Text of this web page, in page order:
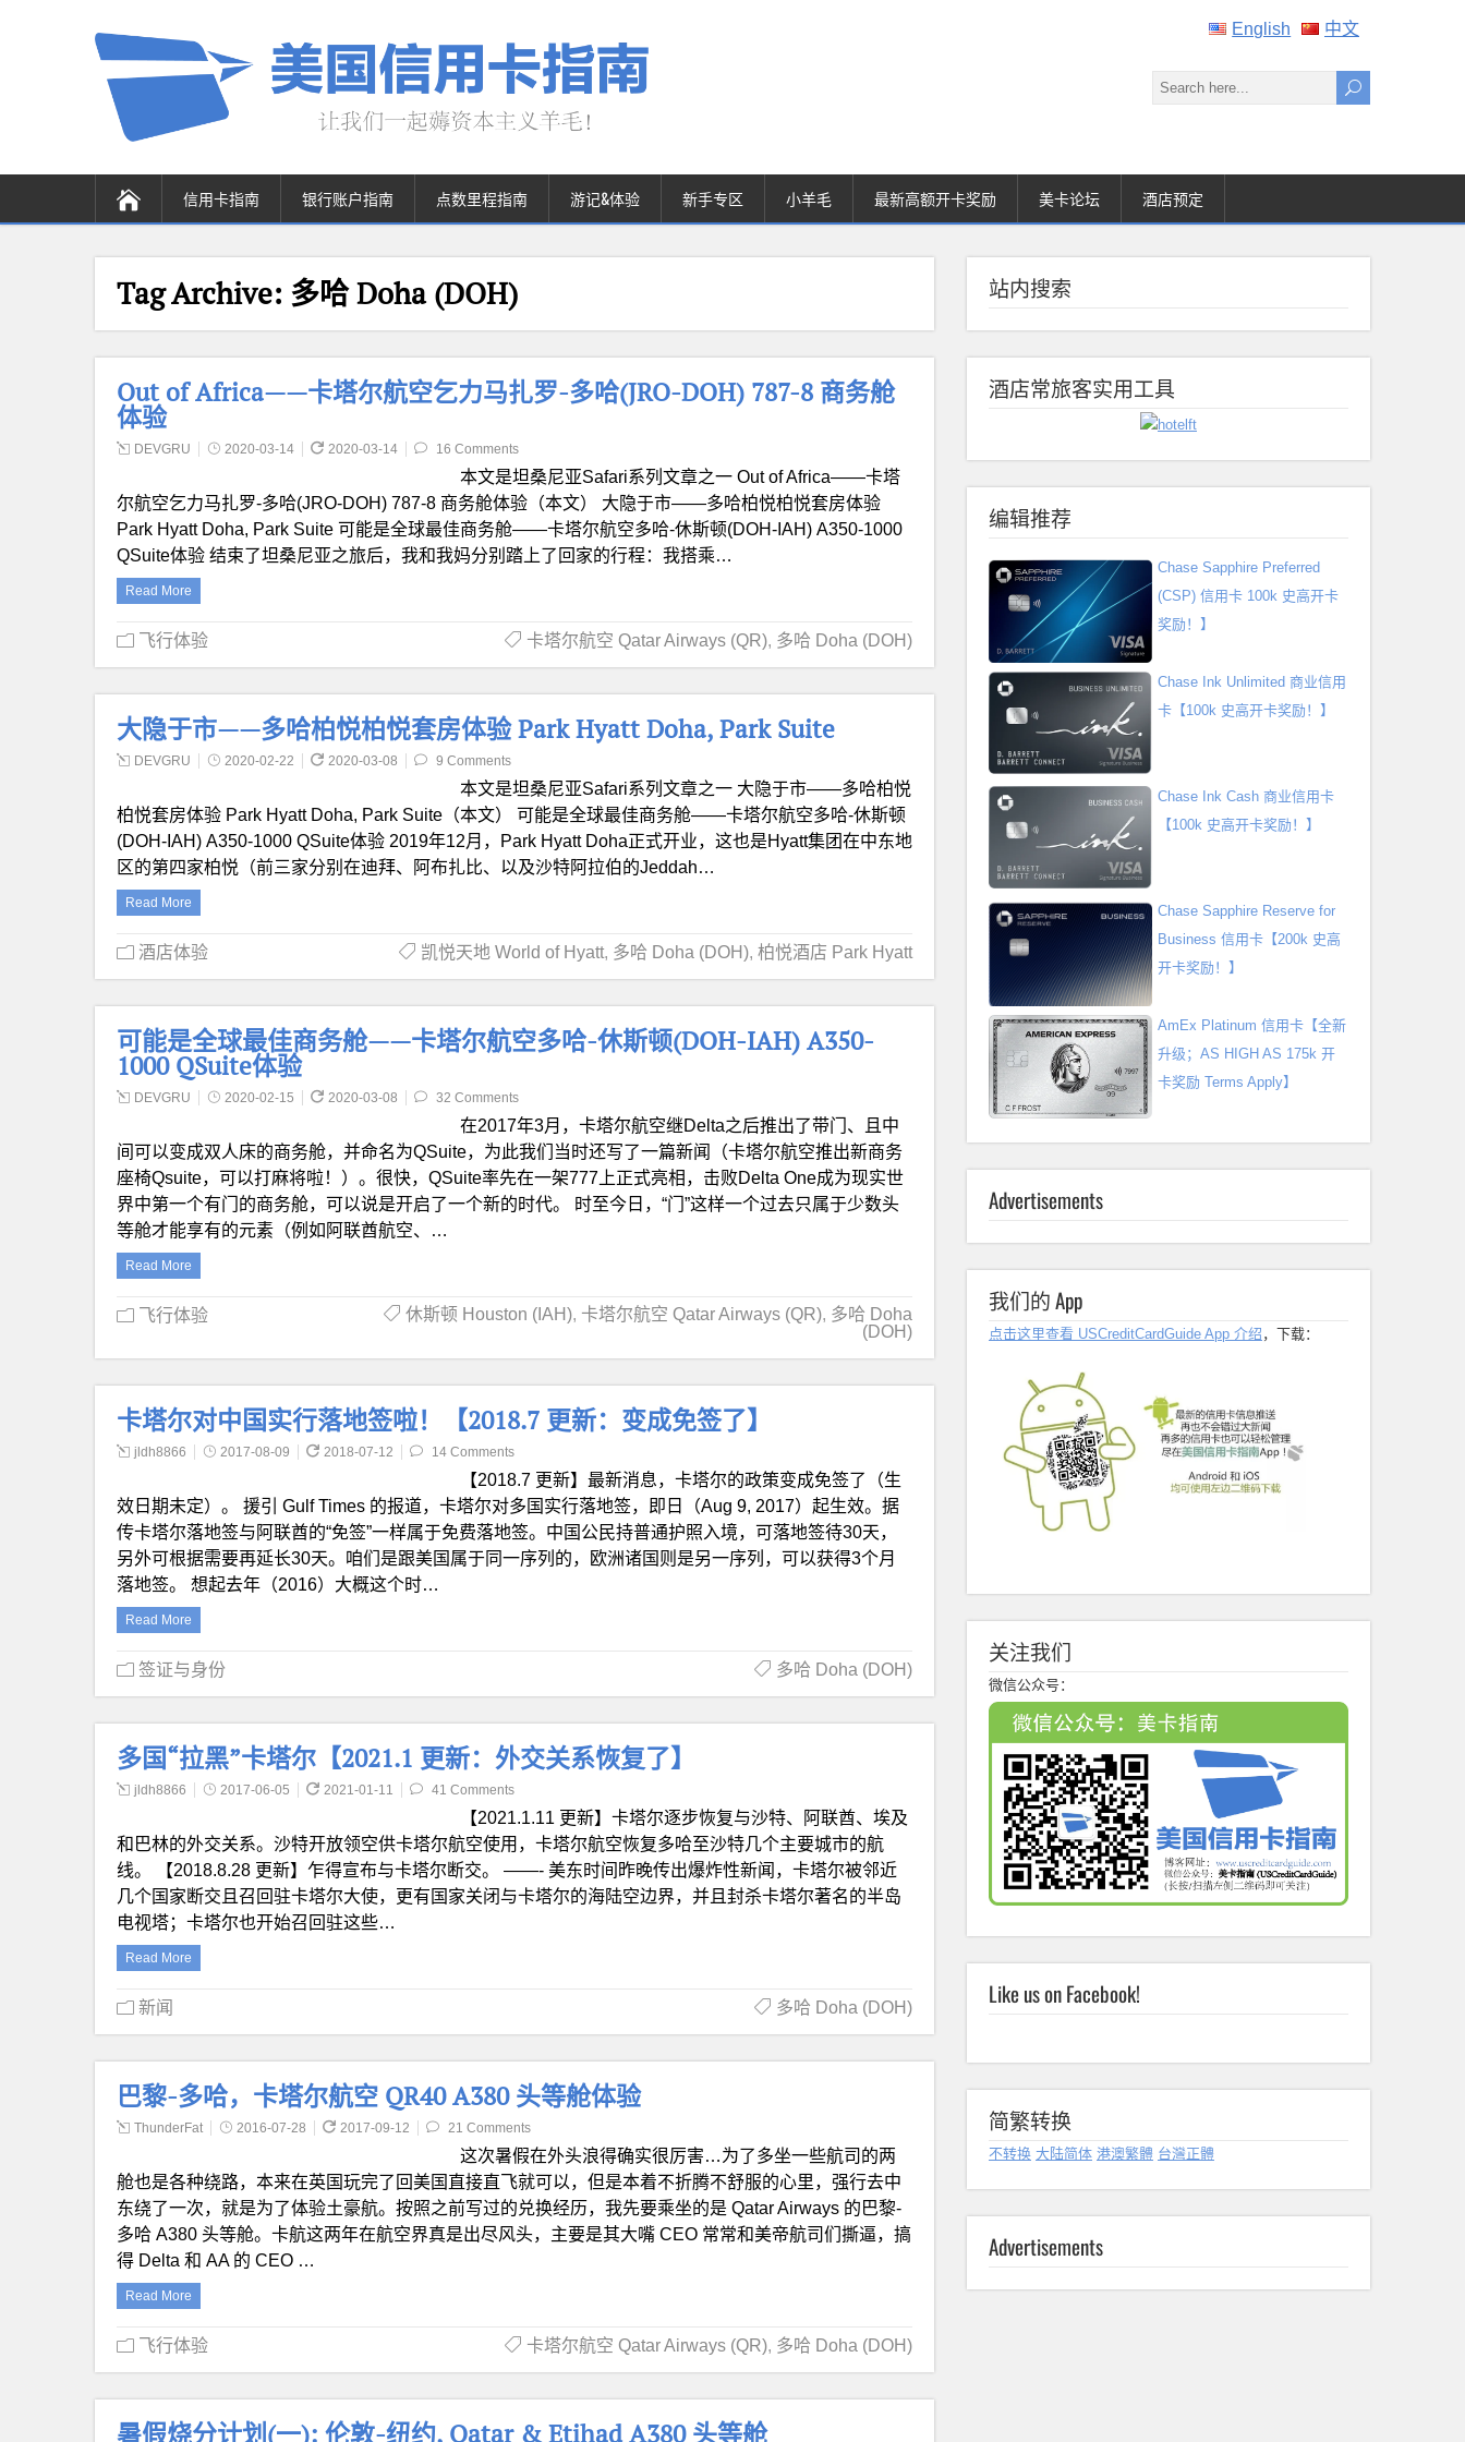
English 中文
信用卡指南 银行账户指南 点数里程指南 游记&体验 新手专区 小羊毛 最新高额开卡奖励 美卡论坛 酒店预定
Tag Archive: 多哈 Doha (DOH)
Out of Africa——卡塔尔航空乞力马扎罗-多哈(JRO-DOH) 787-8 商务舱
体验
DEVGRU 2020-03-14 2020-03-14 16 Comments
本文是坦桑尼亚Safari系列文章之一 Out of Africa——卡塔
尔航空乞力马扎罗-多哈(JRO-DOH) 787-8 商务舱体验（本文） 大隐于市——多哈柏悦柏悦套房体验
Park Hyatt Doha, Park Suite 可能是全球最佳商务舱——卡塔尔航空多哈-休斯顿(DOH-IAH) A350-1000
QSuite体验 结束了坦桑尼亚之旅后，我和我妈分别踏上了回家的行程：我搭乘…
Read More
飞行体验 卡塔尔航空 Qatar Airways (QR), 多哈 Doha (DOH)
大隐于市——多哈柏悦柏悦套房体验 Park Hyatt Doha, Park Suite
DEVGRU 2020-02-22 2020-03-08 9 Comments
本文是坦桑尼亚Safari系列文章之一 大隐于市——多哈柏悦
柏悦套房体验 Park Hyatt Doha, Park Suite（本文） 可能是全球最佳商务舱——卡塔尔航空多哈-休斯顿
(DOH-IAH) A350-1000 QSuite体验 2019年12月，Park Hyatt Doha正式开业，这也是Hyatt集团在中东地
区的第四家柏悦（前三家分别在迪拜、阿布扎比、以及沙特阿拉伯的Jeddah…
Read More
酒店体验 凯悦天地 World of Hyatt, 多哈 Doha (DOH), 柏悦酒店 Park Hyatt
可能是全球最佳商务舱——卡塔尔航空多哈-休斯顿(DOH-IAH) A350-
1000 QSuite体验
DEVGRU 2020-02-15 2020-03-08 32 Comments
在2017年3月，卡塔尔航空继Delta之后推出了带门、且中
间可以变成双人床的商务舱，并命名为QSuite，为此我们当时还写了一篇新闻（卡塔尔航空推出新商务
座椅Qsuite，可以打麻将啦！）。很快，QSuite率先在一架777上正式亮相，击败Delta One成为现实世
界中第一个有门的商务舱，可以说是开启了一个新的时代。 时至今日，“门”这样一个过去只属于少数头
等舱才能享有的元素（例如阿联酋航空、…
Read More
飞行体验 休斯顿 Houston (IAH), 卡塔尔航空 Qatar Airways (QR), 多哈 Doha
(DOH)
卡塔尔对中国实行落地签啦！【2018.7 更新：变成免签了】
jldh8866 2017-08-09 2018-07-12 14 Comments
【2018.7 更新】最新消息，卡塔尔的政策变成免签了（生
效日期未定）。 援引 Gulf Times 的报道，卡塔尔对多国实行落地签，即日（Aug 9, 2017）起生效。据
传卡塔尔落地签与阿联酋的“免签”一样属于免费落地签。中国公民持普通护照入境，可落地签待30天，
另外可根据需要再延长30天。咱们是跟美国属于同一序列的，欧洲诸国则是另一序列，可以获得3个月
落地签。 想起去年（2016）大概这个时…
Read More
签证与身份 多哈 Doha (DOH)
多国“拉黑”卡塔尔【2021.1 更新：外交关系恢复了】
jldh8866 2017-06-05 2021-01-11 41 Comments
【2021.1.11 更新】卡塔尔逐步恢复与沙特、阿联酋、埃及
和巴林的外交关系。沙特开放领空供卡塔尔航空使用，卡塔尔航空恢复多哈至沙特几个主要城市的航
线。 【2018.8.28 更新】乍得宣布与卡塔尔断交。 ——- 美东时间昨晚传出爆炸性新闻，卡塔尔被邻近
几个国家断交且召回驻卡塔尔大使，更有国家关闭与卡塔尔的海陆空边界，并且封杀卡塔尔著名的半岛
电视塔；卡塔尔也开始召回驻这些…
Read More
新闻 多哈 Doha (DOH)
巴黎-多哈，卡塔尔航空 QR40 A380 头等舱体验
ThunderFat 2016-07-28 2017-09-12 21 Comments
这次暑假在外头浪得确实很厉害…为了多坐一些航司的两
舱也是各种绕路，本来在英国玩完了回美国直接直飞就可以，但是本着不折腾不舒服的心里，强行去中
东绕了一次，就是为了体验土豪航。按照之前写过的兑换经历，我先要乘坐的是 Qatar Airways 的巴黎-
多哈 A380 头等舱。卡航这两年在航空界真是出尽风头，主要是其大嘴 CEO 常常和美帝航司们撕逼，搞
得 Delta 和 AA 的 CEO …
Read More
飞行体验 卡塔尔航空 Qatar Airways (QR), 多哈 Doha (DOH)
暑假烧分计划(一): 伦敦-纽约, Qatar & Etihad A380 头等舱
站内搜索
酒店常旅客实用工具
编辑推荐
Chase Sapphire Preferred
(CSP) 信用卡 100k 史高开卡
奖励！】
Chase Ink Unlimited 商业信用
卡【100k 史高开卡奖励！】
Chase Ink Cash 商业信用卡
【100k 史高开卡奖励！】
Chase Sapphire Reserve for
Business 信用卡【200k 史高
开卡奖励！】
AmEx Platinum 信用卡【全新
升级；AS HIGH AS 175k 开
卡奖励 Terms Apply】
Advertisements
我们的 App
点击这里查看 USCreditCardGuide App 介绍 ，下载：
关注我们
微信公众号：
Like us on Facebook!
简繁转换
不转换 大陆简体 港澳繁體 台灣正體
Advertisements